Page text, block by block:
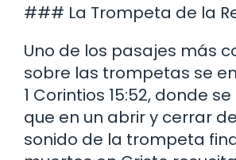
### La Trompeta de la
Uno de los pasajes más
sobre las trompetas se
1 Corintios 15:52, donde
que en un abrir y cerrar
sonido de la trompeta